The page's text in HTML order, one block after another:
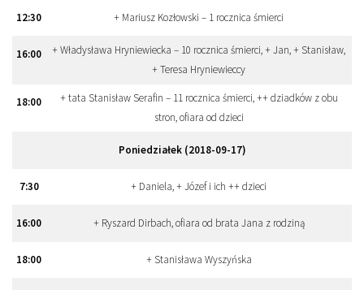
12:30 + Mariusz Kozłowski – 1 rocznica śmierci
16:00
+ Władysława Hryniewiecka – 10 rocznica śmierci, + Jan, + Stanisław,
+ Teresa Hryniewieccy
18:00
+ tata Stanisław Serafin – 11 rocznica śmierci, ++ dziadków z obu
stron, ofiara od dzieci
Poniedziałek (2018-09-17)
7:30 + Daniela, + Józef i ich ++ dzieci
16:00 + Ryszard Dirbach, ofiara od brata Jana z rodziną
18:00 + Stanisława Wyszyńska